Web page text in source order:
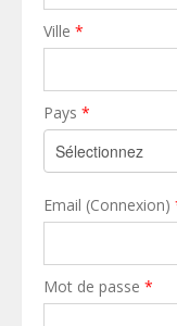
Ville *
Pays *
Email (Connexion)
Mot de passe *